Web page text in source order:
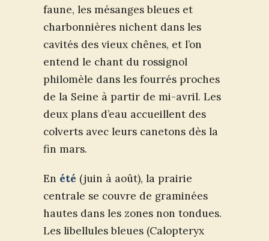
faune, les mésanges bleues et
charbonnières nichent dans les
cavités des vieux chênes, et l’on
entend le chant du rossignol
philomèle dans les fourrés proches
de la Seine à partir de mi-avril. Les
deux plans d’eau accueillent des
colverts avec leurs canetons dès la
fin mars.
En été (juin à août), la prairie
centrale se couvre de graminées
hautes dans les zones non tondues.
Les libellules bleues (Calopteryx